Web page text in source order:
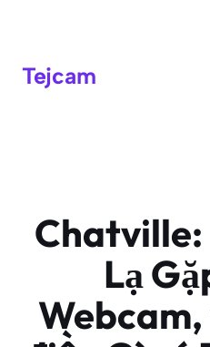
Tejcam
Chatville:
Lạ